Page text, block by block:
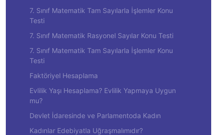
7. Sınıf Matematik Tam Sayılarla İşlemler Konu
Testi
7. Sınıf Matematik Rasyonel Sayılar Konu Testi
7. Sınıf Matematik Tam Sayılarla İşlemler Konu
Testi
Faktöriyel Hesaplama
Evlilik Yaşı Hesaplama? Evlilik Yapmaya Uygun
mu?
Devlet İdaresinde ve Parlamentoda Kadın
Kadınlar Edebiyatla Uğraşmalımıdır?